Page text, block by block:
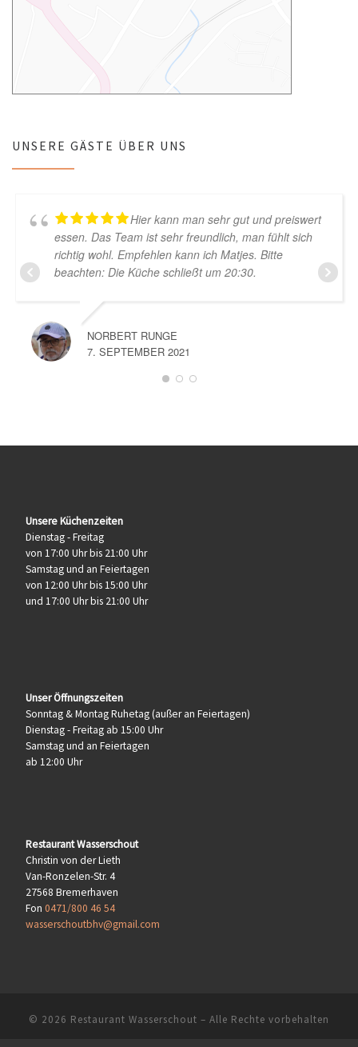
UNSERE GÄSTE ÜBER UNS
Hier kann man sehr gut und preiswert
essen. Das Team ist sehr freundlich, man fühlt sich
richtig wohl. Empfehlen kann ich Matjes. Bitte
beachten: Die Küche schließt um 20:30.
NORBERT RUNGE
7. SEPTEMBER 2021
Unsere Küchenzeiten
Dienstag - Freitag
von 17:00 Uhr bis 21:00 Uhr
Samstag und an Feiertagen
von 12:00 Uhr bis 15:00 Uhr
und 17:00 Uhr bis 21:00 Uhr
Unser Öffnungszeiten
Sonntag & Montag Ruhetag (außer an Feiertagen)
Dienstag - Freitag ab 15:00 Uhr
Samstag und an Feiertagen
ab 12:00 Uhr
Restaurant Wasserschout
Christin von der Lieth
Van-Ronzelen-Str. 4
27568 Bremerhaven
Fon 0471/800 46 54
wasserschoutbhv@gmail.com
© 2026 Restaurant Wasserschout – Alle Rechte vorbehalten